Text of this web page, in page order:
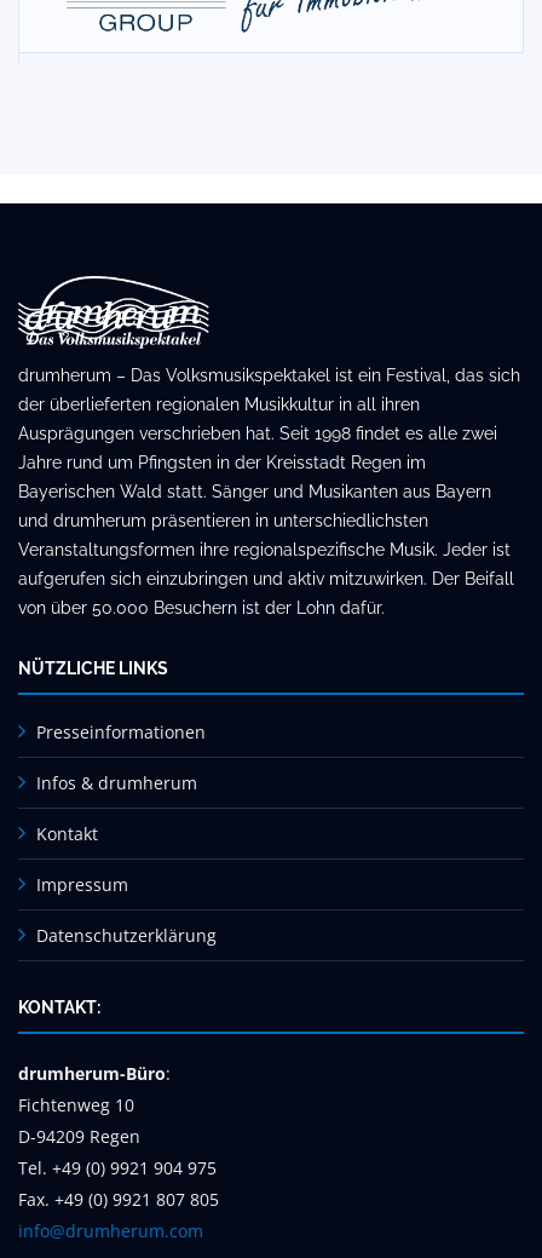
drumherum – Das Volksmusikspektakel ist ein Festival, das sich
der überlieferten regionalen Musikkultur in all ihren
Ausprägungen verschrieben hat. Seit 1998 findet es alle zwei
Jahre rund um Pfingsten in der Kreisstadt Regen im
Bayerischen Wald statt. Sänger und Musikanten aus Bayern
und drumherum präsentieren in unterschiedlichsten
Veranstaltungsformen ihre regionalspezifische Musik. Jeder ist
aufgerufen sich einzubringen und aktiv mitzuwirken. Der Beifall
von über 50.000 Besuchern ist der Lohn dafür.
NÜTZLICHE LINKS
Presseinformationen
Infos & drumherum
Kontakt
Impressum
Datenschutzerklärung
KONTAKT:
drumherum-Büro:
Fichtenweg 10
D-94209 Regen
Tel. +49 (0) 9921 904 975
Fax. +49 (0) 9921 807 805
info@drumherum.com